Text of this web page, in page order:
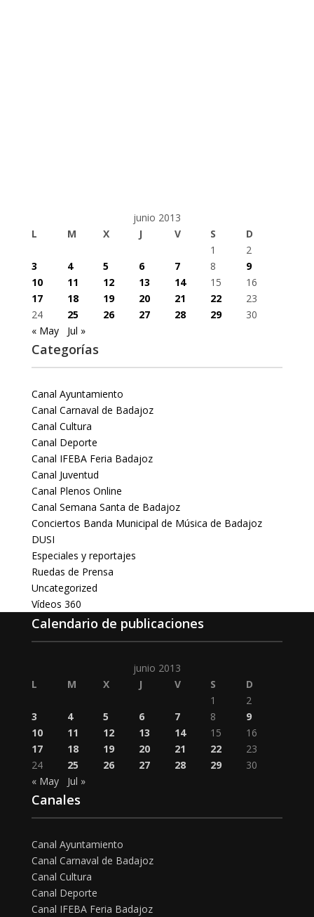
junio 2013
L
M X J V S
D
1
2
3
4 5 6 7 8
9
10
11 12 13 14 15
16
17
18 19 20 21 22
23
24
25 26 27 28 29
30
« May
Jul »
Categorías
Canal Ayuntamiento
Canal Carnaval de Badajoz
Canal Cultura
Canal Deporte
Canal IFEBA Feria Badajoz
Canal Juventud
Canal Plenos Online
Canal Semana Santa de Badajoz
Conciertos Banda Municipal de Música de Badajoz
DUSI
Especiales y reportajes
Ruedas de Prensa
Uncategorized
Vídeos 360
Calendario de publicaciones
junio 2013
L
M X J V S
D
1
2
3
4 5 6 7 8
9
10
11 12 13 14 15
16
17
18 19 20 21 22
23
24
25 26 27 28 29
30
« May
Jul »
Canales
Canal Ayuntamiento
Canal Carnaval de Badajoz
Canal Cultura
Canal Deporte
Canal IFEBA Feria Badajoz